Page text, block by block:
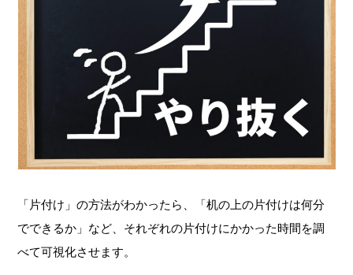
「片付け」の方法がわかったら、「机の上の片付けは何分
でできるか」など、それぞれの片付けにかかった時間を調
べて可視化させます。